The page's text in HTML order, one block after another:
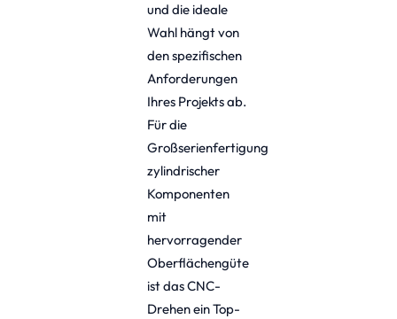
und die ideale
Wahl hängt von
den spezifischen
Anforderungen
Ihres Projekts ab.
Für die
Großserienfertigung
zylindrischer
Komponenten
mit
hervorragender
Oberflächengüte
ist das CNC-
Drehen ein Top-